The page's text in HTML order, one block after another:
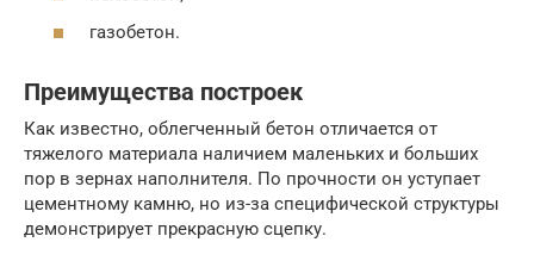
газобетон.
Преимущества построек
Как известно, облегченный бетон отличается от
тяжелого материала наличием маленьких и больших
пор в зернах наполнителя. По прочности он уступает
цементному камню, но из-за специфической структуры
демонстрирует прекрасную сцепку.